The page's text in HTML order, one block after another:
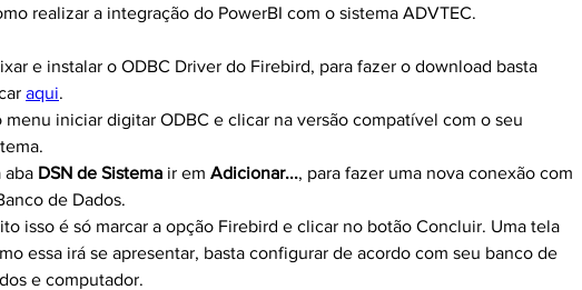
realizar a integração do PowerBI com o sistema ADVTEC.
e instalar o ODBC Driver do Firebird, para fazer o download basta
aqui.
menu iniciar digitar ODBC e clicar na versão compatível com o seu
aba DSN de Sistema ir em Adicionar..., para fazer uma nova conexão com
de Dados.
isso é só marcar a opção Firebird e clicar no botão Concluir. Uma tela
essa irá se apresentar, basta configurar de acordo com seu banco de
e computador.